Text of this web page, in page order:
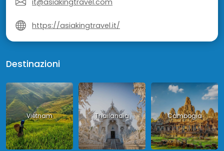
https://asiakingtravel.it/
Destinazioni
Vietnam Thailandia Cambogia